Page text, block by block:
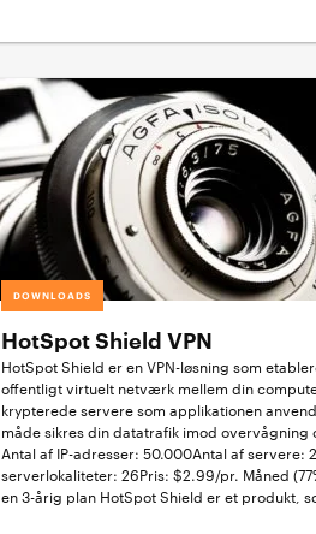
DOWNLOADS
HotSpot Shield VPN
HotSpot Shield er en VPN-løsning som
offentligt virtuelt netværk mellem din
krypterede servere som applikationen
måde sikres din datatrafik imod overvågning
Antal af IP-adresser: 50.000Antal af servere:
serverlokaliteter: 26Pris: $2.99/pr. Måned
en 3-årig plan HotSpot Shield er et produkt,